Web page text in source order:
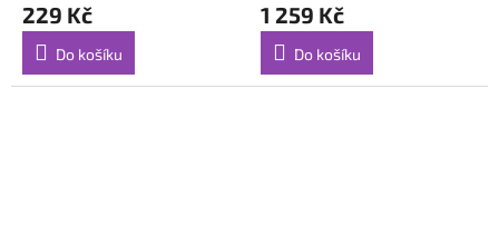
229 Kč
Do košíku
1 259 Kč
Do košíku